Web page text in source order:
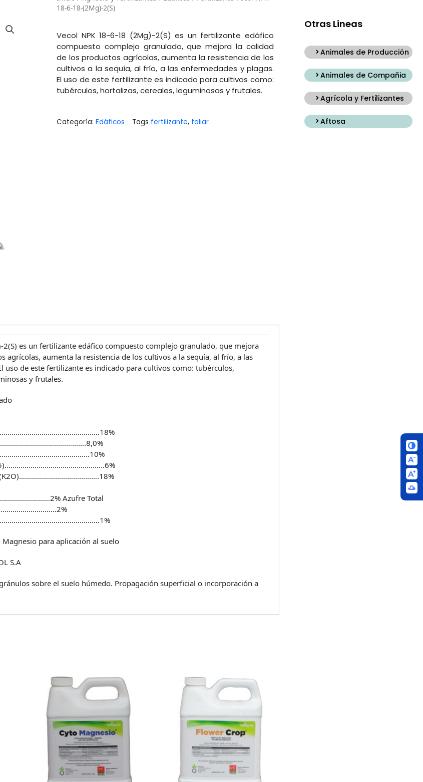
18-6-18-(2Mg)-2(S)
Vecol NPK 18-6-18 (2Mg)-2(S) es un fertilizante edáfico
compuesto complejo granulado, que mejora la calidad
de los productos agrícolas, aumenta la resistencia de los
cultivos a la sequía, al frío, a las enfermedades y plagas.
El uso de este fertilizante es indicado para cultivos como:
tubérculos, hortalizas, cereales, leguminosas y frutales.
Categoría: Edáficos Tags fertilizante, foliar
2(S) es un fertilizante edáfico compuesto complejo granulado, que mejora
agrícolas, aumenta la resistencia de los cultivos a la sequía, al frío, a las
uso de este fertilizante es indicado para cultivos como: tubérculos,
y frutales.
(K2O)………………………………….18%
Azufre Total
para aplicación al suelo
S.A
sobre el suelo húmedo. Propagación superficial o incorporación a
Otras Lineas
Animales de Producción
Animales de Compañia
Agrícola y Fertilizantes
Aftosa